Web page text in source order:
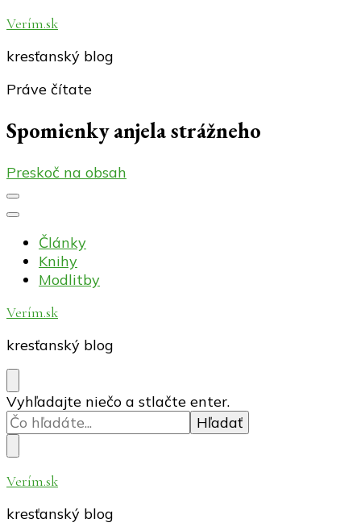
Verím.sk
kresťanský blog
Práve čítate
Spomienky anjela strážneho
Preskoč na obsah
Články
Knihy
Modlitby
Verím.sk
kresťanský blog
Hľadáte
niečo?
Vyhľadajte niečo a stlačte enter.
Verím.sk
kresťanský blog